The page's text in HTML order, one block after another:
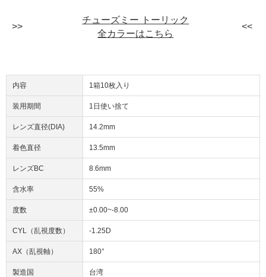
チューズミー トーリック
全カラーはこちら
内容 1箱10枚入り
装用期間 1日使い捨て
レンズ直径(DIA) 14.2mm
着色直径 13.5mm
レンズBC 8.6mm
含水率 55%
度数 ±0.00~-8.00
CYL（乱視度数） -1.25D
AX（乱視軸） 180°
製造国 台湾